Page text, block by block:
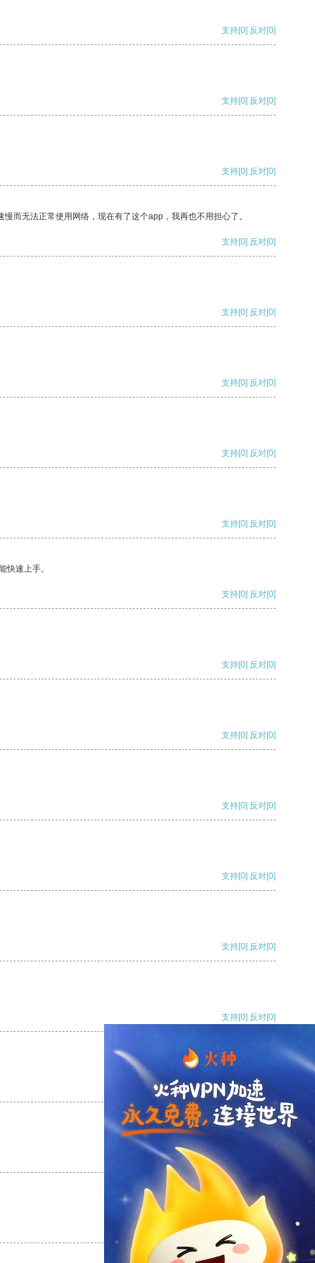
支持[0] 反对[0]
支持[0] 反对[0]
支持[0] 反对[0]
而无法正常使用网络，现在有了这个app，我再也不用担心了。
支持[0] 反对[0]
支持[0] 反对[0]
支持[0] 反对[0]
支持[0] 反对[0]
支持[0] 反对[0]
快速上手。
支持[0] 反对[0]
支持[0] 反对[0]
支持[0] 反对[0]
支持[0] 反对[0]
支持[0] 反对[0]
支持[0] 反对[0]
支持[0] 反对[0]
支持[0] 反对
支持
反对 [0]